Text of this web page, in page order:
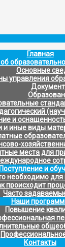
Главная
Основные
управления
и
и иные виды
места для
и
необходимо для
происходит
Часто
Наши
Повышение
Контакты